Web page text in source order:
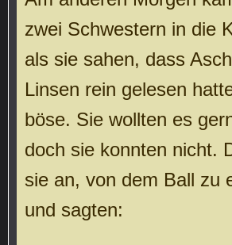
zwei Schwestern in die
als sie sahen, dass
Linsen rein gelesen
böse. Sie wollten es
doch sie konnten nicht.
sie an, von dem Ball zu
und sagten: